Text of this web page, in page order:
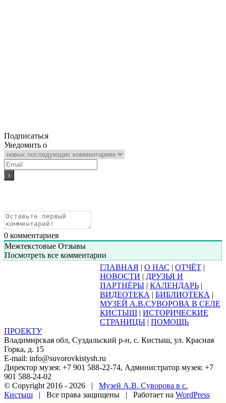
Подписаться
Уведомить о
0 комментариев
Межтекстовые Отзывы
Посмотреть все комментарии
ГЛАВНАЯ | О НАС | ОТЧЁТ |
НОВОСТИ | ДРУЗЬЯ И
ПАРТНЁРЫ | КАЛЕНДАРЬ |
ВИДЕОТЕКА | БИБЛИОТЕКА |
МУЗЕЙ А.В.СУВОРОВА В СЕЛЕ
КИСТЫШ | ИСТОРИЧЕСКИЕ
СТРАНИЦЫ | ПОМОЩЬ
ПРОЕКТУ
Владимирская обл, Суздальский р-н, с. Кистыш, ул. Красная
Горка, д. 15
E-mail: info@suvorovkistysh.ru
Директор музея: +7 901 588-22-74, Администратор музея: +7
901 588-24-02
© Copyright 2016 - 2026 | Музей А.В. Суворова в с.
Кистыш | Все права защищены | Работает на WordPress